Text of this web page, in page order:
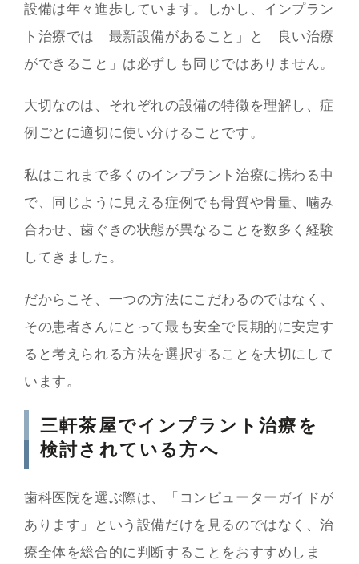
設備は年々進歩しています。しかし、インプラン
ト治療では「最新設備があること」と「良い治療
ができること」は必ずしも同じではありません。
大切なのは、それぞれの設備の特徴を理解し、症
例ごとに適切に使い分けることです。
私はこれまで多くのインプラント治療に携わる中
で、同じように見える症例でも骨質や骨量、噛み
合わせ、歯ぐきの状態が異なることを数多く経験
してきました。
だからこそ、一つの方法にこだわるのではなく、
その患者さんにとって最も安全で長期的に安定す
ると考えられる方法を選択することを大切にして
います。
三軒茶屋でインプラント治療を
検討されている方へ
歯科医院を選ぶ際は、「コンピューターガイドが
あります」という設備だけを見るのではなく、治
療全体を総合的に判断することをおすすめしま